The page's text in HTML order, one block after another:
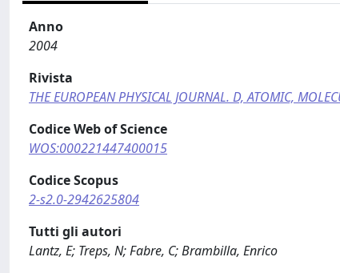
Anno
2004
Rivista
THE EUROPEAN PHYSICAL JOURNAL. D, ATOMIC,
Codice Web of Science
WOS:000221447400015
Codice Scopus
2-s2.0-2942625804
Tutti gli autori
Lantz, E; Treps, N; Fabre, C; Brambilla, Enrico